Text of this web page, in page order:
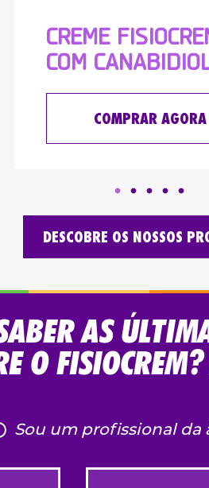
CREME
COM
COMPRAR AGORA
DESCOBRE OS NOSSOS
AS
O
Sou um profissional da